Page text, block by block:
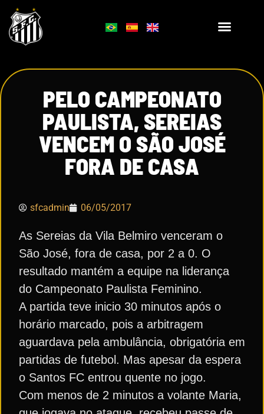
PELO CAMPEONATO
PAULISTA, SEREIAS
VENCEM O SÃO JOSÉ
FORA DE CASA
sfcadmin 06/05/2017
As Sereias da Vila Belmiro venceram o
São José, fora de casa, por 2 a 0. O
resultado mantém a equipe na liderança
do Campeonato Paulista Feminino.
A partida teve inicio 30 minutos após o
horário marcado, pois a arbitragem
aguardava pela ambulância, obrigatória em
partidas de futebol. Mas apesar da espera
o Santos FC entrou quente no jogo.
Com menos de 2 minutos a volante Maria,